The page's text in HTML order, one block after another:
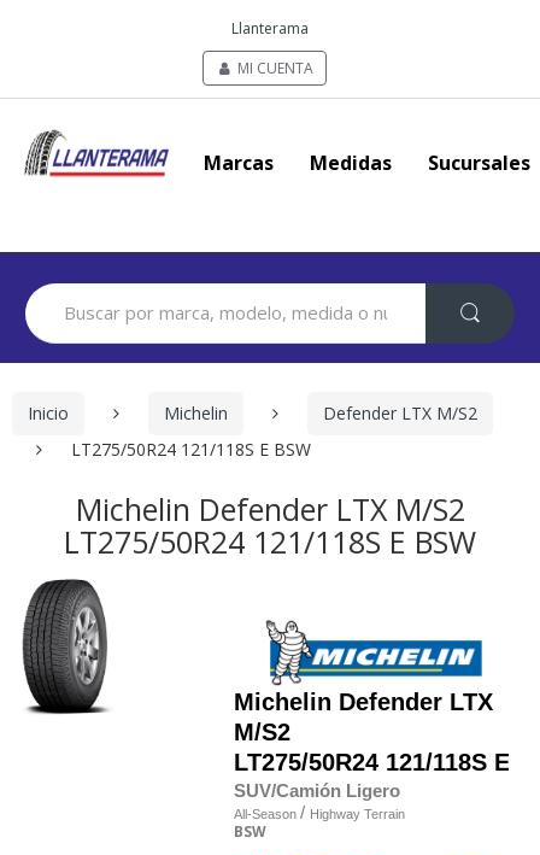
Llanterama
MI CUENTA
Marcas Medidas Sucursales
Search
for:
Inicio Michelin
Defender LTX M/S2
LT275/50R24 121/118S E BSW
Michelin Defender LTX M/S2
LT275/50R24 121/118S E BSW
Michelin Defender LTX
M/S2
LT275/50R24 121/118S E
SUV/Camión Ligero
All-Season / Highway Terrain
BSW